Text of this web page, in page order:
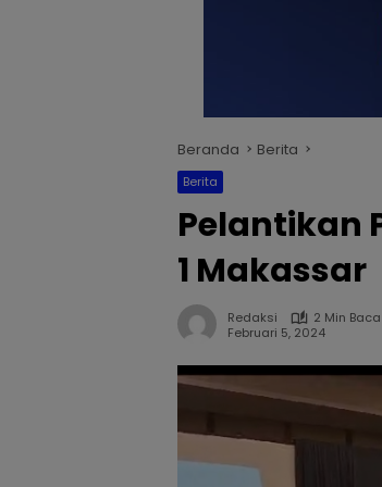
Beranda Berita
Berita
Pelantikan
1 Makassar
Redaksi
2 Min Baca
Februari 5, 2024